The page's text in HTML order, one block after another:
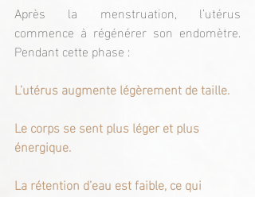
Après la menstruation, l’utérus
commence à régénérer son endomètre.
Pendant cette phase :
L’utérus augmente légèrement de taille.
Le corps se sent plus léger et plus
énergique.
La rétention d’eau est faible, ce qui